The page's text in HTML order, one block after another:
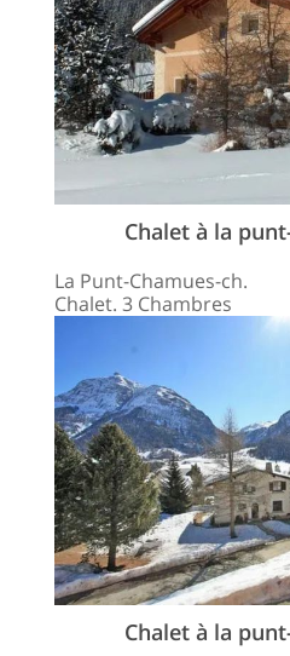
Chalet à la
La Punt-Chamues-ch.
Chalet. 3 Chambres
Chalet à la